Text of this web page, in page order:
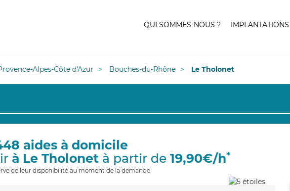
QUI SOMMES-NOUS ? IMPLANTATIONS
Alpes-Côte d'Azur Bouches-du-Rhône Le Tholonet
aides à domicile
à Le Tholonetà partir de 19,90€/h*
de leur disponibilité au moment de la demande